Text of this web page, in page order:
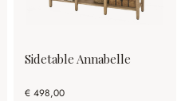
Sidetable Annabelle
€ 498,00